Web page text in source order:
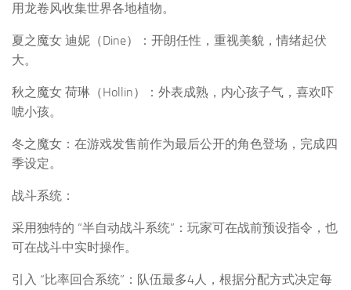
用龙卷风收集世界各地植物。
夏之魔女 迪妮（Dine）：开朗任性，重视美貌，情绪起伏
大。
秋之魔女 荷琳（Hollin）：外表成熟，内心孩子气，喜欢吓
唬小孩。
冬之魔女：在游戏发售前作为最后公开的角色登场，完成四
季设定。
战斗系统：
采用独特的 “半自动战斗系统”：玩家可在战前预设指令，也
可在战斗中实时操作。
引入 “比率回合系统”：队伍最多4人，根据分配方式决定每